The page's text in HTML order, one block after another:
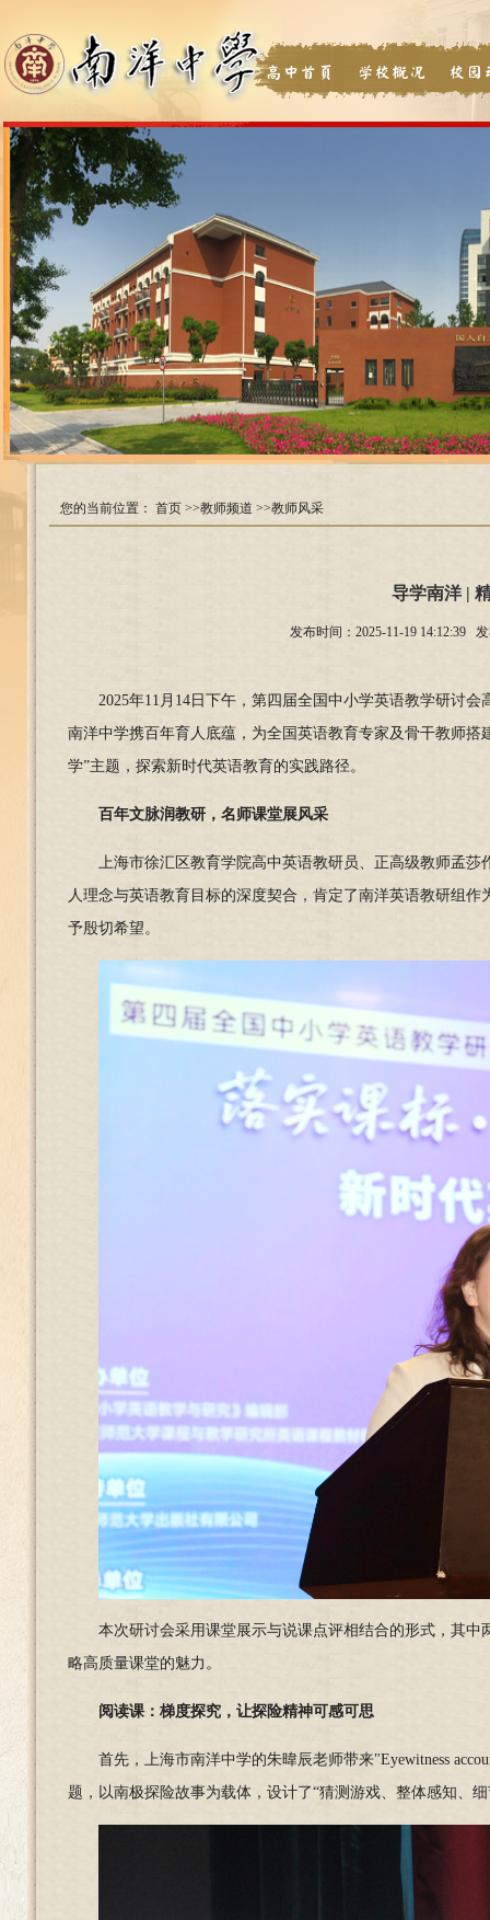
高中首页 学校概况 校园
您的当前位置： 首页 >>教师频道 >>教师风采
导学南洋 |
发布时间：2025-11-19 14:12:39
2025年11月14日下午，第四届全国中小学英语教学研讨
南洋中学携百年育人底蕴，为全国英语教育专家及骨干教师
学”主题，探索新时代英语教育的实践路径。
百年文脉润教研，名师课堂展风采
上海市徐汇区教育学院高中英语教研员、正高级教师孟
人理念与英语教育目标的深度契合，肯定了南洋英语教研组
予殷切希望。
本次研讨会采用课堂展示与说课点评相结合的形式，其
略高质量课堂的魅力。
阅读课：梯度探究，让探险精神可感可思
首先，上海市南洋中学的朱暐辰老师带来"Eyewitness
题，以南极探险故事为载体，设计了“猜测游戏、整体感知、